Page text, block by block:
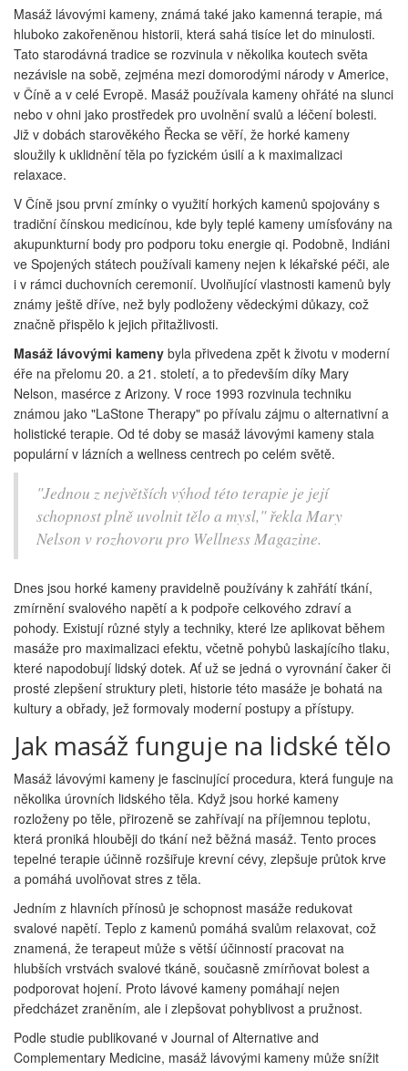
Masáž lávovými kameny, známá také jako kamenná terapie, má
hluboko zakořeněnou historii, která sahá tisíce let do minulosti.
Tato starodávná tradice se rozvinula v několika koutech světa
nezávisle na sobě, zejména mezi domorodými národy v Americe,
v Číně a v celé Evropě. Masáž používala kameny ohřáté na slunci
nebo v ohni jako prostředek pro uvolnění svalů a léčení bolesti.
Již v dobách starověkého Řecka se věří, že horké kameny
sloužily k uklidnění těla po fyzickém úsilí a k maximalizaci
relaxace.
V Číně jsou první zmínky o využití horkých kamenů spojovány s
tradiční čínskou medicínou, kde byly teplé kameny umísťovány na
akupunkturní body pro podporu toku energie qi. Podobně, Indiáni
ve Spojených státech používali kameny nejen k lékařské péči, ale
i v rámci duchovních ceremonií. Uvolňující vlastnosti kamenů byly
známy ještě dříve, než byly podloženy vědeckými důkazy, což
značně přispělo k jejich přitažlivosti.
Masáž lávovými kameny byla přivedena zpět k životu v moderní
éře na přelomu 20. a 21. století, a to především díky Mary
Nelson, masérce z Arizony. V roce 1993 rozvinula techniku
známou jako "LaStone Therapy" po přívalu zájmu o alternativní a
holistické terapie. Od té doby se masáž lávovými kameny stala
populární v lázních a wellness centrech po celém světě.
"Jednou z největších výhod této terapie je její
schopnost plně uvolnit tělo a mysl," řekla Mary
Nelson v rozhovoru pro Wellness Magazine.
Dnes jsou horké kameny pravidelně používány k zahřátí tkání,
zmírnění svalového napětí a k podpoře celkového zdraví a
pohody. Existují různé styly a techniky, které lze aplikovat během
masáže pro maximalizaci efektu, včetně pohybů laskajícího tlaku,
které napodobují lidský dotek. Ať už se jedná o vyrovnání čaker či
prosté zlepšení struktury pleti, historie této masáže je bohatá na
kultury a obřady, jež formovaly moderní postupy a přístupy.
Jak masáž funguje na lidské tělo
Masáž lávovými kameny je fascinující procedura, která funguje na
několika úrovních lidského těla. Když jsou horké kameny
rozloženy po těle, přirozeně se zahřívají na příjemnou teplotu,
která proniká hlouběji do tkání než běžná masáž. Tento proces
tepelné terapie účinně rozšiřuje krevní cévy, zlepšuje průtok krve
a pomáhá uvolňovat stres z těla.
Jedním z hlavních přínosů je schopnost masáže redukovat
svalové napětí. Teplo z kamenů pomáhá svalům relaxovat, což
znamená, že terapeut může s větší účinností pracovat na
hlubších vrstvách svalové tkáně, současně zmírňovat bolest a
podporovat hojení. Proto lávové kameny pomáhají nejen
předcházet zraněním, ale i zlepšovat pohyblivost a pružnost.
Podle studie publikované v Journal of Alternative and
Complementary Medicine, masáž lávovými kameny může snížit